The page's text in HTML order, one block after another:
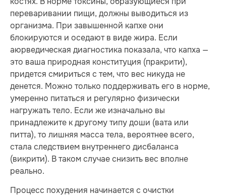
переваривании пищи, должны выводиться из
организма. При завышенной капхе они
блокируются и оседают в виде жира. Если
аюрведическая диагностика показала, что капха —
это ваша природная конституция (пракрити),
придется смириться с тем, что вес никуда не
денется. Можно только поддерживать его в норме,
умеренно питаться и регулярно физически
нагружать тело. Если же изначально вы
принадлежите к другому типу доши (вата или
питта), то лишняя масса тела, вероятнее всего,
стала следствием внутреннего дисбаланса
(викрити). В таком случае снизить вес вполне
реально.
Процесс похудения начинается с очистки